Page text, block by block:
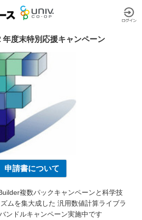
度末特別応援キャンペーン
申請書について
複数パックキャンペーンと科学技
ムを集大成した 汎用数値計算ライブラ
ンドルキャンペーン実施中です